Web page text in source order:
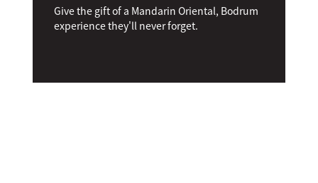
Give the gift of a Mandarin Oriental, Bodrum
experience they'll never forget.